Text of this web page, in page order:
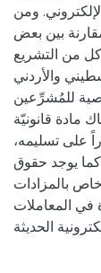
ومن
بين بعض
كل من التشريع
والأردني.
للمُشرِّعين
مادة قانونيّة
على تسليمه،
كما يوجد حقوق
بالمزادات
في المعاملات
الحديثة